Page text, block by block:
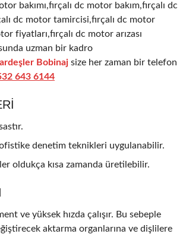
bakımı,fırçalı dc motor bakım,fırçalı dc
dc motor tamircisi,fırçalı dc motor
fiyatları,fırçalı dc motor arızası
uzman bir kadro
Bobinaj size her zaman bir telefon
643 6144
denetim teknikleri uygulanabilir.
oldukça kısa zamanda üretilebilir.
ve yüksek hızda çalışır. Bu sebeple
aktarma organlarına ve dişlilere